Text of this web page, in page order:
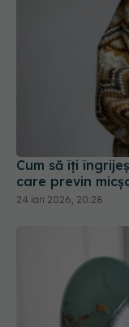
Cum să îți
care previn